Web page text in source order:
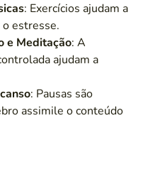
: Exercícios ajudam a
estresse.
e Meditação: A
ajudam a
: Pausas são
assimile o conteúdo